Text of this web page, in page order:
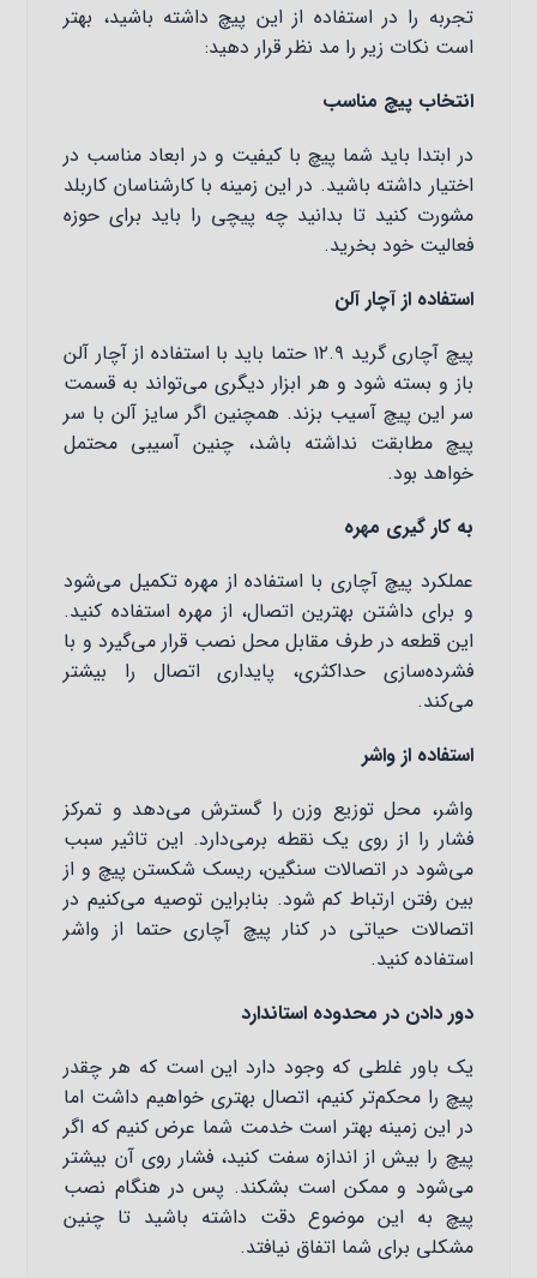
تجربه را در استفاده از این پیچ داشته باشید، بهتر
است نکات زیر را مد نظر قرار دهید:
انتخاب پیچ مناسب
در ابتدا باید شما پیچ با کیفیت و در ابعاد مناسب در
اختیار داشته باشید. در این زمینه با کارشناسان کاربلد
مشورت کنید تا بدانید چه پیچی را باید برای حوزه
فعالیت خود بخرید.
استفاده از آچار آلن
پیچ آچاری گرید ۱۲.۹ حتما باید با استفاده از آچار آلن
باز و بسته شود و هر ابزار دیگری می‌تواند به قسمت
سر این پیچ آسیب بزند. همچنین اگر سایز آلن با سر
پیچ مطابقت نداشته باشد، چنین آسیبی محتمل
خواهد بود.
به کار گیری مهره
عملکرد پیچ آچاری با استفاده از مهره تکمیل می‌شود
و برای داشتن بهترین اتصال، از مهره استفاده کنید.
این قطعه در طرف مقابل محل نصب قرار می‌گیرد و با
فشرده‌سازی حداکثری، پایداری اتصال را بیشتر
می‌کند.
استفاده از واشر
واشر، محل توزیع وزن را گسترش می‌دهد و تمرکز
فشار را از روی یک نقطه برمی‌دارد. این تاثیر سبب
می‌شود در اتصالات سنگین، ریسک شکستن پیچ و از
بین رفتن ارتباط کم شود. بنابراین توصیه می‌کنیم در
اتصالات حیاتی در کنار پیچ آچاری حتما از واشر
استفاده کنید.
دور دادن در محدوده استاندارد
یک باور غلطی که وجود دارد این است که هر چقدر
پیچ را محکم‌تر کنیم، اتصال بهتری خواهیم داشت اما
در این زمینه بهتر است خدمت شما عرض کنیم که اگر
پیچ را بیش از اندازه سفت کنید، فشار روی آن بیشتر
می‌شود و ممکن است بشکند. پس در هنگام نصب
پیچ به این موضوع دقت داشته باشید تا چنین
مشکلی برای شما اتفاق نیافتد.